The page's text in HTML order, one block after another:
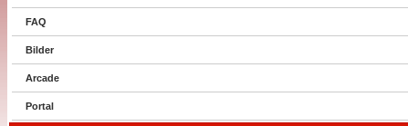
FAQ
Bilder
Arcade
Portal